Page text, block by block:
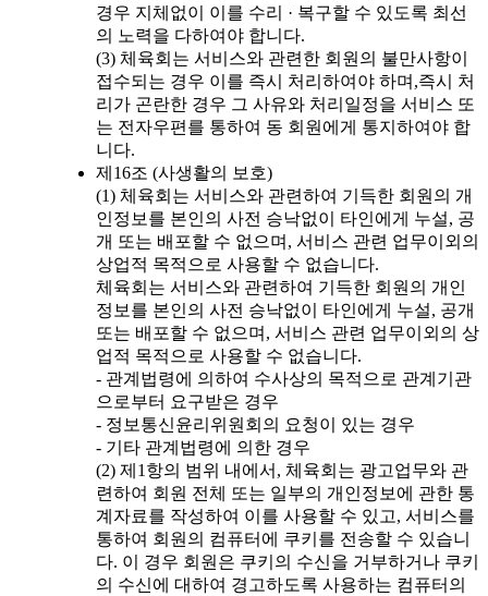
경우 지체없이 이를 수리 · 복구할 수 있도록 최선
의 노력을 다하여야 합니다.
(3) 체육회는 서비스와 관련한 회원의 불만사항이
접수되는 경우 이를 즉시 처리하여야 하며,즉시 처
리가 곤란한 경우 그 사유와 처리일정을 서비스 또
는 전자우편를 통하여 동 회원에게 통지하여야 합
니다.
제16조 (사생활의 보호)
(1) 체육회는 서비스와 관련하여 기득한 회원의 개
인정보를 본인의 사전 승낙없이 타인에게 누설, 공
개 또는 배포할 수 없으며, 서비스 관련 업무이외의
상업적 목적으로 사용할 수 없습니다.
체육회는 서비스와 관련하여 기득한 회원의 개인
정보를 본인의 사전 승낙없이 타인에게 누설, 공개
또는 배포할 수 없으며, 서비스 관련 업무이외의 상
업적 목적으로 사용할 수 없습니다.
- 관계법령에 의하여 수사상의 목적으로 관계기관
으로부터 요구받은 경우
- 정보통신윤리위원회의 요청이 있는 경우
- 기타 관계법령에 의한 경우
(2) 제1항의 범위 내에서, 체육회는 광고업무와 관
련하여 회원 전체 또는 일부의 개인정보에 관한 통
계자료를 작성하여 이를 사용할 수 있고, 서비스를
통하여 회원의 컴퓨터에 쿠키를 전송할 수 있습니
다. 이 경우 회원은 쿠키의 수신을 거부하거나 쿠키
의 수신에 대하여 경고하도록 사용하는 컴퓨터의